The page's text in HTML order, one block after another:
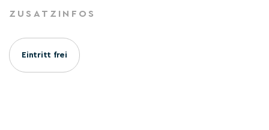
ZUSATZINFOS
Eintritt frei